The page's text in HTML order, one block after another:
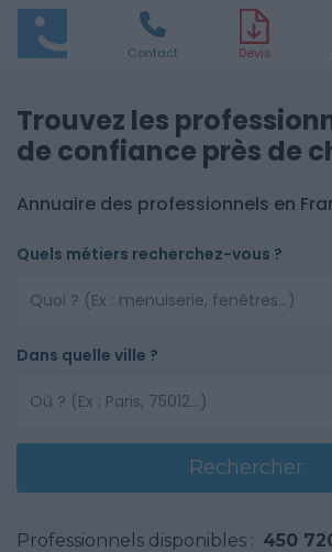
Contact Devis
Trouvez les
de confiance près de
Annuaire des professionnels en
Quels métiers recherchez-vous ?
Dans quelle ville ?
Rechercher
Professionnels disponibles : 450